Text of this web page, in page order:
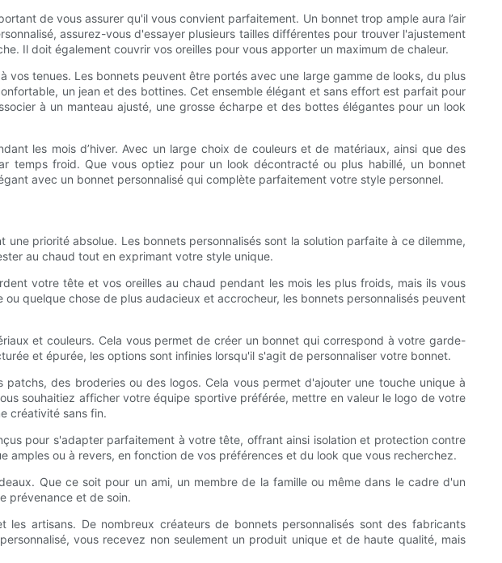
de vous assurer qu'il vous convient parfaitement. Un bonnet trop ample aura l’air
assurez-vous d'essayer plusieurs tailles différentes pour trouver l'ajustement
Il doit également couvrir vos oreilles pour vous apporter un maximum de chaleur.
tenues. Les bonnets peuvent être portés avec une large gamme de looks, du plus
un jean et des bottines. Cet ensemble élégant et sans effort est parfait pour
à un manteau ajusté, une grosse écharpe et des bottes élégantes pour un look
les mois d’hiver. Avec un large choix de couleurs et de matériaux, ainsi que des
temps froid. Que vous optiez pour un look décontracté ou plus habillé, un bonnet
avec un bonnet personnalisé qui complète parfaitement votre style personnel.
priorité absolue. Les bonnets personnalisés sont la solution parfaite à ce dilemme,
au chaud tout en exprimant votre style unique.
votre tête et vos oreilles au chaud pendant les mois les plus froids, mais ils vous
quelque chose de plus audacieux et accrocheur, les bonnets personnalisés peuvent
et couleurs. Cela vous permet de créer un bonnet qui correspond à votre garde-
et épurée, les options sont infinies lorsqu'il s'agit de personnaliser votre bonnet.
des broderies ou des logos. Cela vous permet d'ajouter une touche unique à
souhaitiez afficher votre équipe sportive préférée, mettre en valeur le logo de votre
créativité sans fin.
pour s'adapter parfaitement à votre tête, offrant ainsi isolation et protection contre
ou à revers, en fonction de vos préférences et du look que vous recherchez.
Que ce soit pour un ami, un membre de la famille ou même dans le cadre d'un
prévenance et de soin.
artisans. De nombreux créateurs de bonnets personnalisés sont des fabricants
vous recevez non seulement un produit unique et de haute qualité, mais